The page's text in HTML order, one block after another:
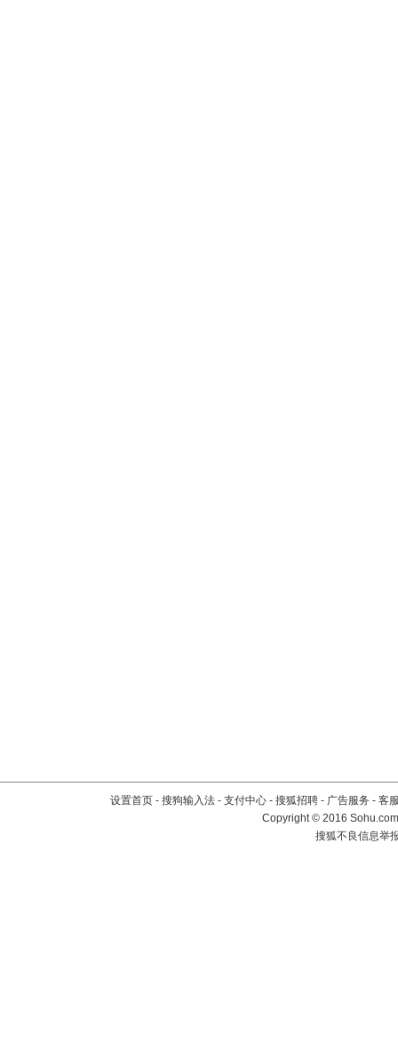
设置首页 - 搜狗输入法 - 支付中心 - 搜狐招聘 - 广告服务 - 客
Copyright©2016
搜狐不良信息举